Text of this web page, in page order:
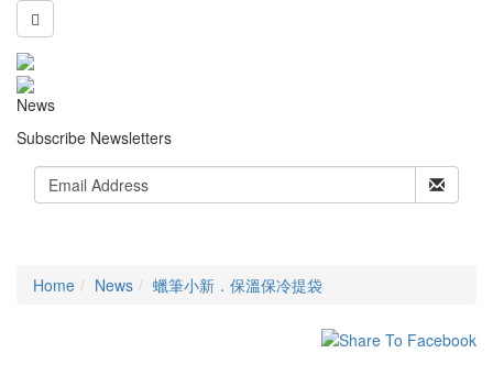
News
Subscribe Newsletters
Home News 蠟筆小新．保溫保冷提袋